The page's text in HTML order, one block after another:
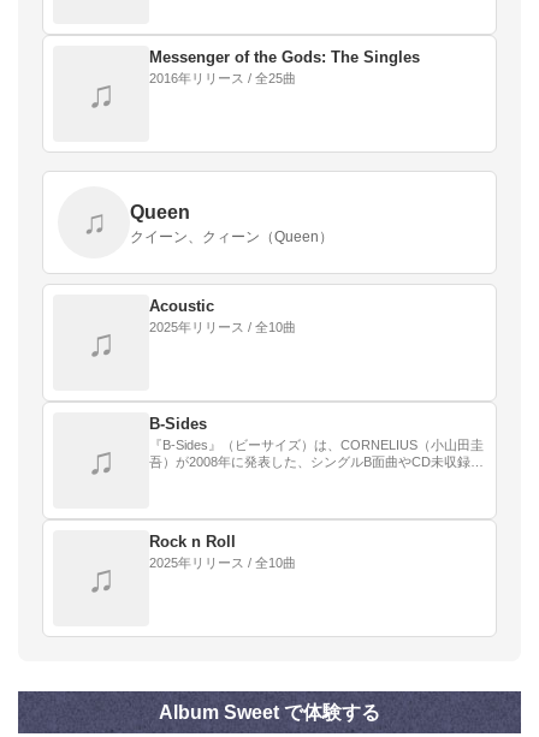
♫
Messenger of the Gods: The Singles
2016年リリース / 全25曲
♫ Queen
クイーン、クィーン（Queen）
♫
Acoustic
2025年リリース / 全10曲
♫
B-Sides
『B-Sides』（ビーサイズ）は、CORNELIUS（小山田圭
吾）が2008年に発表した、シングルB面曲やCD未収録曲
♫
Rock n Roll
2025年リリース / 全10曲
Album Sweet で体験する